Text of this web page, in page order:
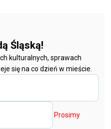
Śląską!
kulturalnych, sprawach
się na co dzień w mieście.
Prosimy